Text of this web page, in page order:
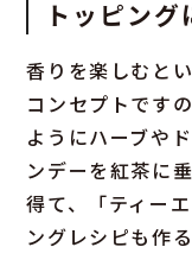
トッピン
香りを楽しむと
コンセプトです
ようにハーブや
ンデーを紅茶に
得て、「ティー
ングレシピも作